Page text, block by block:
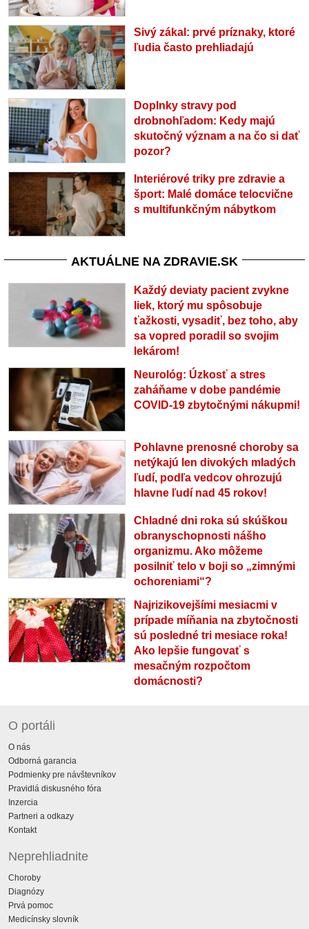
Sivý zákal: prvé príznaky, ktoré
ľudia často prehliadajú
Doplnky stravy pod
drobnohľadom: Kedy majú
skutočný význam a na čo si dať
pozor?
Interiérové triky pre zdravie a
šport: Malé domáce telocvične
s multifunkčným nábytkom
AKTUÁLNE NA ZDRAVIE.SK
Každý deviaty pacient zvykne
liek, ktorý mu spôsobuje
ťažkosti, vysadiť, bez toho, aby
sa vopred poradil so svojim
lekárom!
Neurológ: Úzkosť a stres
zaháňame v dobe pandémie
COVID-19 zbytočnými nákupmi!
Pohlavne prenosné choroby sa
netýkajú len divokých mladých
ľudí, podľa vedcov ohrozujú
hlavne ľudí nad 45 rokov!
Chladné dni roka sú skúškou
obranyschopnosti nášho
organizmu. Ako môžeme
posilniť telo v boji so „zimnými
ochoreniami“?
Najrizikovejšími mesiacmi v
prípade míňania na zbytočnosti
sú posledné tri mesiace roka!
Ako lepšie fungovať s
mesačným rozpočtom
domácnosti?
O portáli
O nás
Odborná garancia
Podmienky pre návštevníkov
Pravidlá diskusného fóra
Inzercia
Partneri a odkazy
Kontakt
Neprehliadnite
Choroby
Diagnózy
Prvá pomoc
Medicínsky slovník